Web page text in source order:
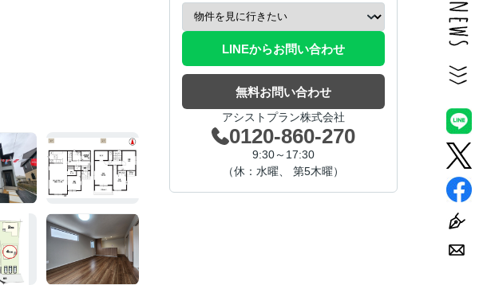
LINEからお問い合わせ
無料お問い合わせ
アシストプラン株式会社
0120-860-270
9:30～17:30
（休：水曜、 第5木曜）